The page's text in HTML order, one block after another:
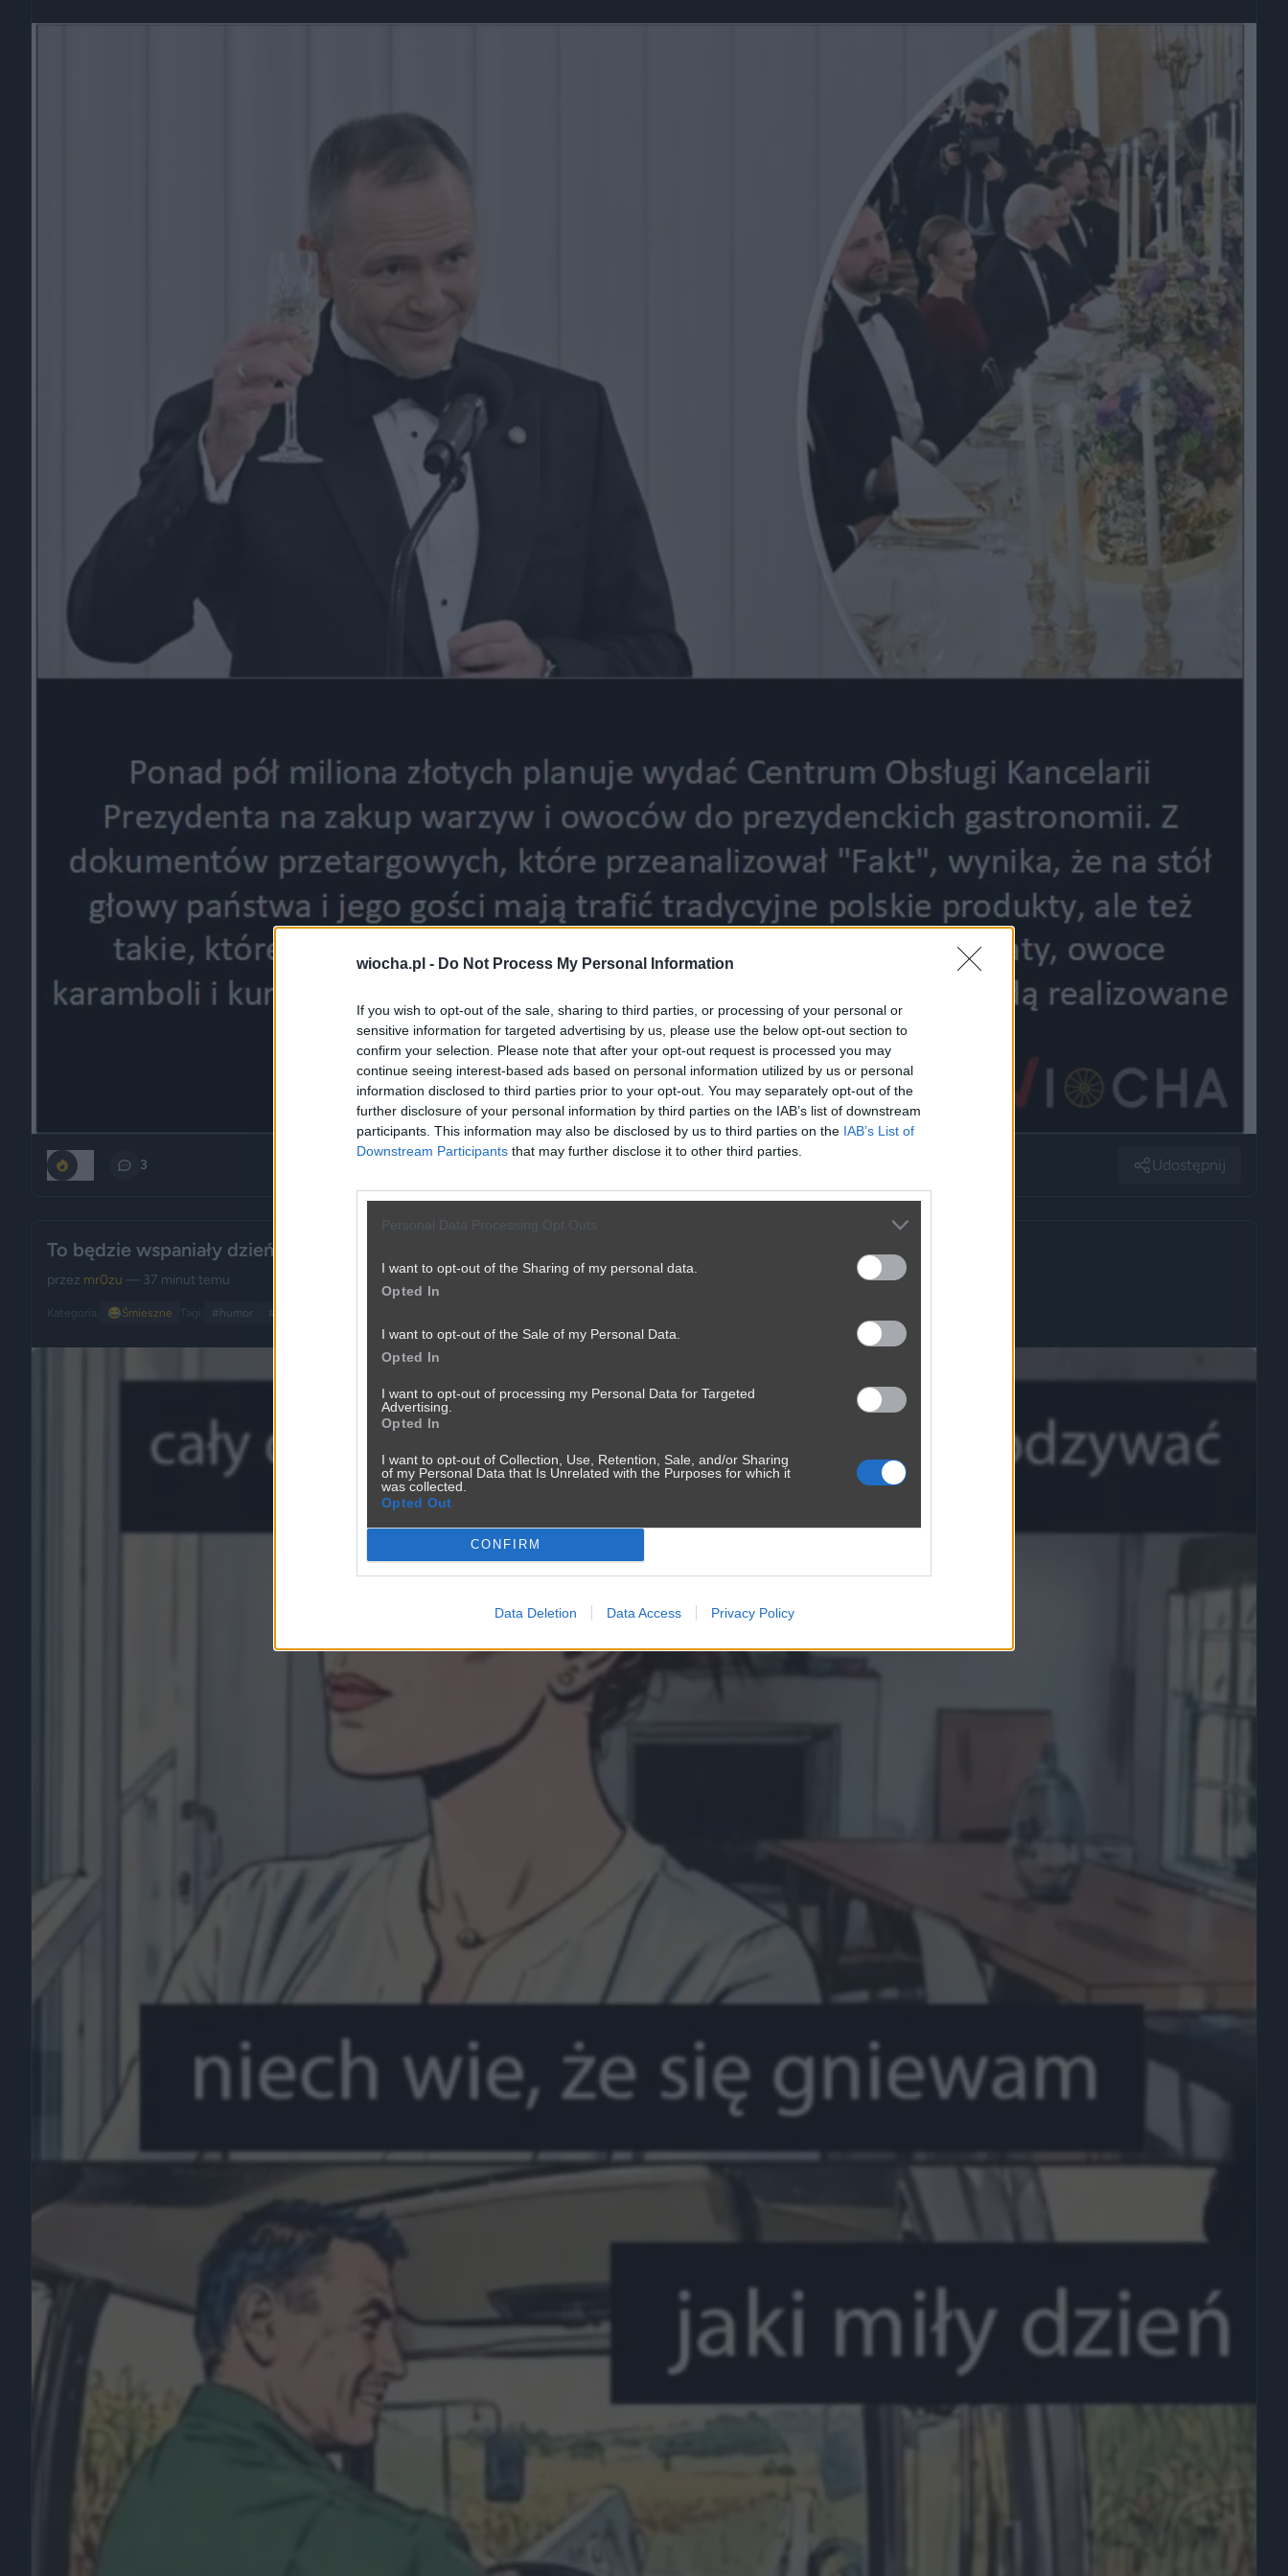
wiocha.pl - Do Not Process My Personal Information
If you wish to opt-out of the sale, sharing to third parties, or processing of your personal or
sensitive information for targeted advertising by us, please use the below opt-out section to
confirm your selection. Please note that after your opt-out request is processed you may
continue seeing interest-based ads based on personal information utilized by us or personal
information disclosed to third parties prior to your opt-out. You may separately opt-out of the
further disclosure of your personal information by third parties on the IAB’s list of downstream
participants. This information may also be disclosed by us to third parties on the IAB’s List of
Downstream Participants that may further disclose it to other third parties.
Personal Data Processing Opt Outs
I want to opt-out of the Sharing of my personal data.
Opted In
I want to opt-out of the Sale of my Personal Data.
Opted In
I want to opt-out of processing my Personal Data for Targeted
Advertising.
Opted In
I want to opt-out of Collection, Use, Retention, Sale, and/or Sharing
of my Personal Data that Is Unrelated with the Purposes for which it
was collected.
Opted Out
CONFIRM
Data Deletion Data Access Privacy Policy
3 Udostępnij
To będzie wspaniały dzień
przez mr0zu — 37 minut temu
Kategoria: 😂Śmieszne Tagi: #humor #życie codzienne